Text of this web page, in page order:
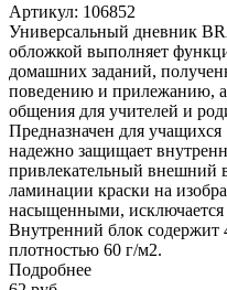
Артикул: 106852
Универсальный дневник
обложкой выполняет
домашних заданий,
поведению и прилежанию,
общения для учителей и
Предназначен для учащихся
надежно защищает
привлекательный внешний
ламинации краски на
насыщенными, исключается
Внутренний блок содержит
плотностью 60 г/м2.
Подробнее